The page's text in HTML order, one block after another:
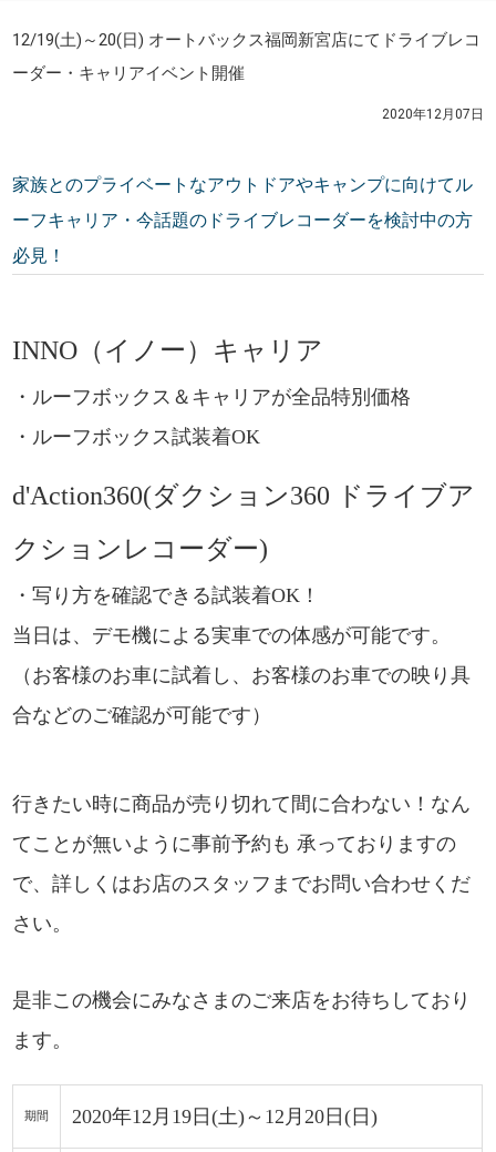
12/19(土)～20(日) オートバックス福岡新宮店にてドライブレコ
ーダー・キャリアイベント開催
2020年12月07日
家族とのプライベートなアウトドアやキャンプに向けてル
ーフキャリア・今話題のドライブレコーダーを検討中の方
必見！
INNO（イノー） キャリア
・ルーフボックス＆キャリアが全品特別価格
・ルーフボックス試装着OK
d'Action360(ダクション360 ドライブア
クションレコーダー)
・写り方を確認できる試装着OK！
当日は、デモ機による実車での体感が可能です。
（お客様のお車に試着し、お客様のお車での映り具
合などのご確認が可能です）
行きたい時に商品が売り切れて間に合わない！なん
てことが無いように事前予約も 承っておりますの
で、詳しくはお店のスタッフまでお問い合わせくだ
さい。
是非この機会にみなさまのご来店をお待ちしており
ます。
期間 2020年12月19日(土)～12月20日(日)